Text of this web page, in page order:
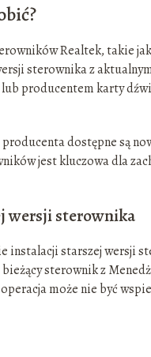
Realtek, takie
sterownika z
producentem karty
dostępne są
jest kluczowa dla
wersji sterownika
instalacji starszej wersji
sterownik z
może nie być